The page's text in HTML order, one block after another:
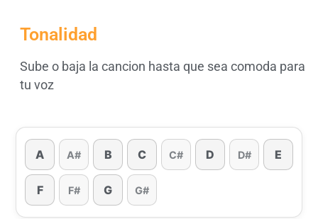
Tonalidad
Sube o baja la cancion hasta que sea comoda para
tu voz
A A# B C C# D D# E
F F# G G#